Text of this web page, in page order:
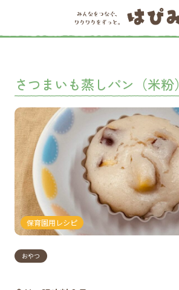
さつまいも蒸しパン（米粉）
保育園用レシピ
おやつ